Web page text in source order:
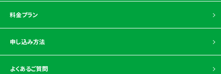
料金プラン
申し込み方法
よくあるご質問